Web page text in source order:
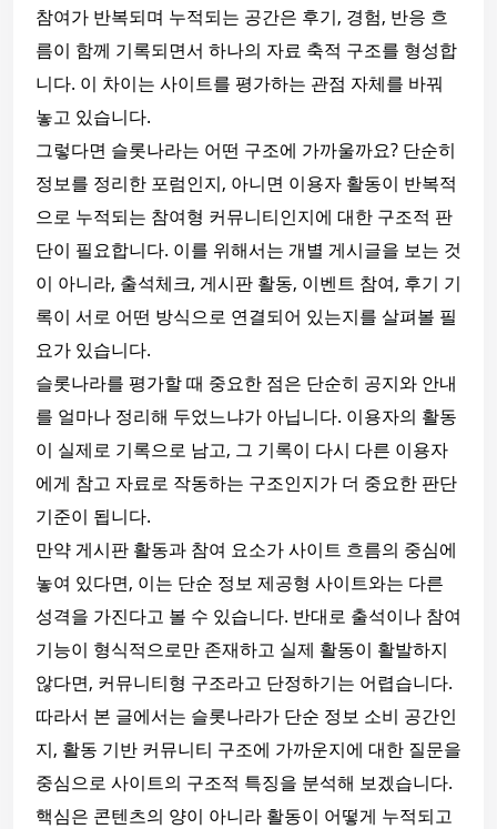
참여가 반복되며 누적되는 공간은 후기, 경험, 반응 흐
름이 함께 기록되면서 하나의 자료 축적 구조를 형성합
니다. 이 차이는 사이트를 평가하는 관점 자체를 바꿔
놓고 있습니다.
그렇다면 슬롯나라는 어떤 구조에 가까울까요? 단순히
정보를 정리한 포럼인지, 아니면 이용자 활동이 반복적
으로 누적되는 참여형 커뮤니티인지에 대한 구조적 판
단이 필요합니다. 이를 위해서는 개별 게시글을 보는 것
이 아니라, 출석체크, 게시판 활동, 이벤트 참여, 후기 기
록이 서로 어떤 방식으로 연결되어 있는지를 살펴볼 필
요가 있습니다.
슬롯나라를 평가할 때 중요한 점은 단순히 공지와 안내
를 얼마나 정리해 두었느냐가 아닙니다. 이용자의 활동
이 실제로 기록으로 남고, 그 기록이 다시 다른 이용자
에게 참고 자료로 작동하는 구조인지가 더 중요한 판단
기준이 됩니다.
만약 게시판 활동과 참여 요소가 사이트 흐름의 중심에
놓여 있다면, 이는 단순 정보 제공형 사이트와는 다른
성격을 가진다고 볼 수 있습니다. 반대로 출석이나 참여
기능이 형식적으로만 존재하고 실제 활동이 활발하지
않다면, 커뮤니티형 구조라고 단정하기는 어렵습니다.
따라서 본 글에서는 슬롯나라가 단순 정보 소비 공간인
지, 활동 기반 커뮤니티 구조에 가까운지에 대한 질문을
중심으로 사이트의 구조적 특징을 분석해 보겠습니다.
핵심은 콘텐츠의 양이 아니라 활동이 어떻게 누적되고